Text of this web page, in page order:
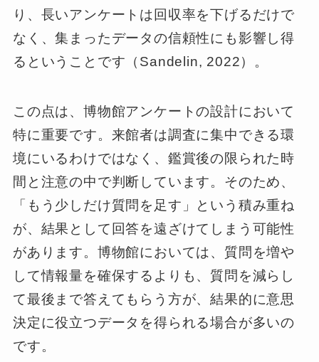
り、長いアンケートは回収率を下げるだけで
なく、集まったデータの信頼性にも影響し得
るということです（Sandelin, 2022）。
この点は、博物館アンケートの設計において
特に重要です。来館者は調査に集中できる環
境にいるわけではなく、鑑賞後の限られた時
間と注意の中で判断しています。そのため、
「もう少しだけ質問を足す」という積み重ね
が、結果として回答を遠ざけてしまう可能性
があります。博物館においては、質問を増や
して情報量を確保するよりも、質問を減らし
て最後まで答えてもらう方が、結果的に意思
決定に役立つデータを得られる場合が多いの
です。